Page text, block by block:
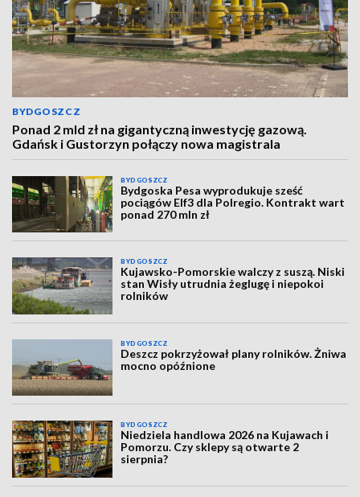
BYDGOSZCZ
Ponad 2 mld zł na gigantyczną inwestycję gazową.
Gdańsk i Gustorzyn połączy nowa magistrala
BYDGOSZCZ
Bydgoska Pesa wyprodukuje sześć
pociągów Elf3 dla Polregio. Kontrakt wart
ponad 270 mln zł
BYDGOSZCZ
Kujawsko-Pomorskie walczy z suszą. Niski
stan Wisły utrudnia żeglugę i niepokoi
rolników
BYDGOSZCZ
Deszcz pokrzyżował plany rolników. Żniwa
mocno opóźnione
BYDGOSZCZ
Niedziela handlowa 2026 na Kujawach i
Pomorzu. Czy sklepy są otwarte 2
sierpnia?